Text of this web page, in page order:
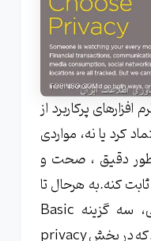
پرکاربرد از
کرد یا نه، مواردی
دقیق ، صحت و
کنه.به هرحال تا
قبل از ارائه این به روز رسانی، سه گزینه Basic
Enhancedو Full آیتم هایی بود که در بخش privacy